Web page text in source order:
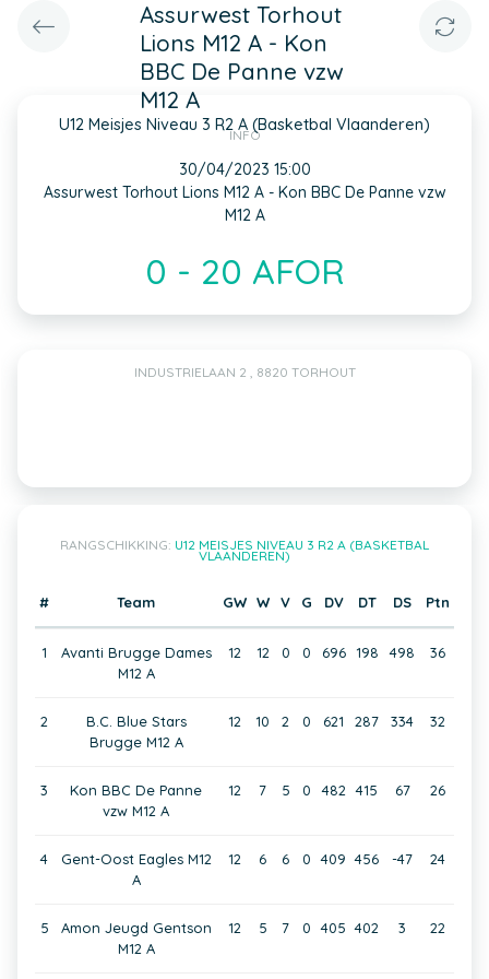
Assurwest Torhout
Lions M12 A - Kon
BBC De Panne vzw
M12 A
U12 Meisjes Niveau 3 R2 A (Basketbal Vlaanderen)
INFO
30/04/2023 15:00
Assurwest Torhout Lions M12 A - Kon BBC De Panne vzw
M12 A
0 - 20 AFOR
INDUSTRIELAAN 2 , 8820 TORHOUT
RANGSCHIKKING: U12 MEISJES NIVEAU 3 R2 A (BASKETBAL
VLAANDEREN)
# Team GW W V G DV DT DS Ptn
1
Avanti Brugge Dames
M12 A
12 12 0 0 696 198 498 36
2
B.C. Blue Stars
Brugge M12 A
12 10 2 0 621 287 334 32
3
Kon BBC De Panne
vzw M12 A
12 7 5 0 482 415 67 26
4
Gent-Oost Eagles M12
A
12 6 6 0 409 456 -47 24
5
Amon Jeugd Gentson
M12 A
12 5 7 0 405 402 3 22